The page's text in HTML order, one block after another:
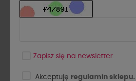
Zapisz się na newsletter.
Akceptuję regulamin sklepu.